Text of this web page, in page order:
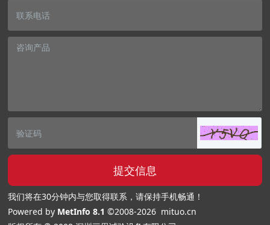
提交信息
我们将在30分钟内与您取得联系，请保持手机畅通！
Powered by MetInfo 8.1 ©2008-2026 mituo.cn